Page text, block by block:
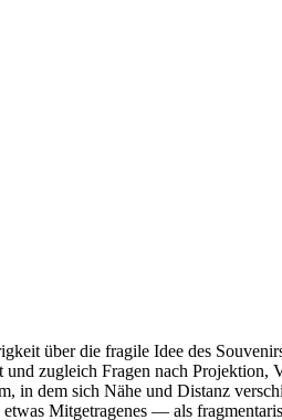
über die fragile Idee des
zugleich Fragen nach Projektion,
in dem sich Nähe und Distanz
Mitgetragenes — als